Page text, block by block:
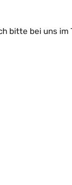
bitte bei uns im